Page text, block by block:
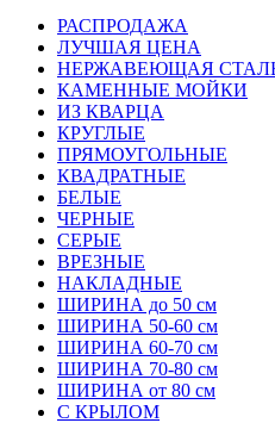
РАСПРОДАЖА
ЛУЧШАЯ ЦЕНА
НЕРЖАВЕЮЩАЯ
КАМЕННЫЕ МОЙКИ
ИЗ КВАРЦА
КРУГЛЫЕ
ПРЯМОУГОЛЬНЫЕ
КВАДРАТНЫЕ
БЕЛЫЕ
ЧЕРНЫЕ
СЕРЫЕ
ВРЕЗНЫЕ
НАКЛАДНЫЕ
ШИРИНА до 50 см
ШИРИНА 50-60 см
ШИРИНА 60-70 см
ШИРИНА 70-80 см
ШИРИНА от 80 см
С КРЫЛОМ